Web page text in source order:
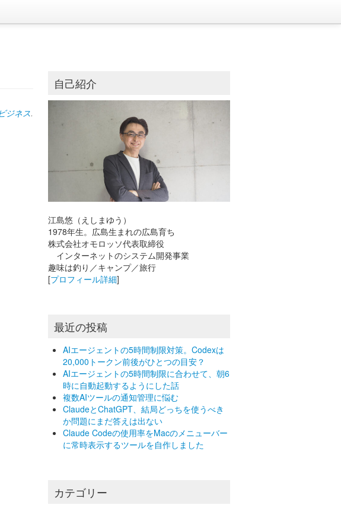
ビジネス.
自己紹介
江島悠（えしまゆう）
1978年生。広島生まれの広島育ち
株式会社オモロッソ代表取締役
インターネットのシステム開発事業
趣味は釣り／キャンプ／旅行
[プロフィール詳細]
最近の投稿
AIエージェントの5時間制限対策。Codexは
20,000トークン前後がひとつの目安？
AIエージェントの5時間制限に合わせて、朝6
時に自動起動するようにした話
複数AIツールの通知管理に悩む
ClaudeとChatGPT、結局どっちを使うべき
か問題にまだ答えは出ない
Claude Codeの使用率をMacのメニューバー
に常時表示するツールを自作しました
カテゴリー